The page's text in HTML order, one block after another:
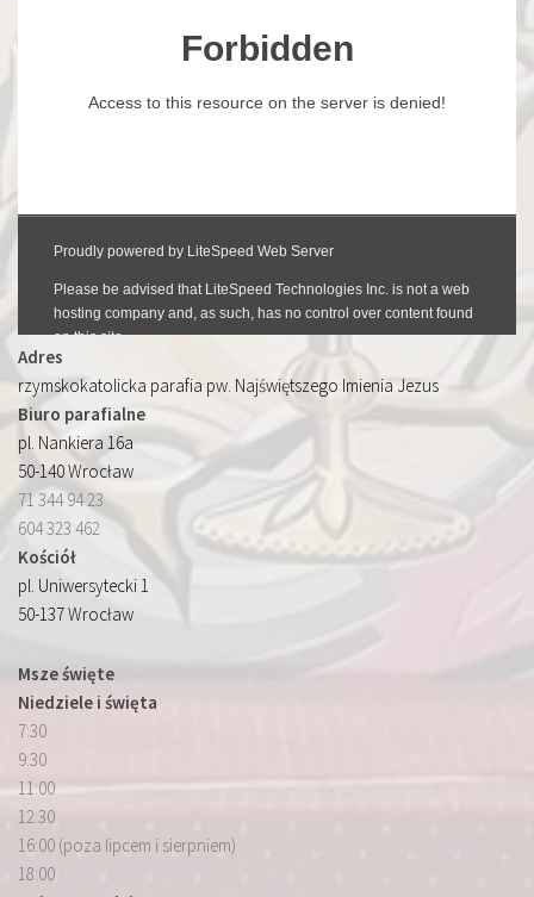
Adres
rzymskokatolicka parafia pw. Najświętszego Imienia Jezus
Biuro parafialne
pl. Nankiera 16a
50-140 Wrocław
71 344 94 23
604 323 462
Kościół
pl. Uniwersytecki 1
50-137 Wrocław
Msze święte
Niedziele i święta
7:30
9:30
11:00
12:30
16:00 (poza lipcem i sierpniem)
18:00